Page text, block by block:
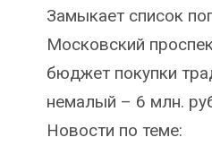
Замыкает список
Московский
бюджет покупки
немалый – 6 млн.
Новости по теме: